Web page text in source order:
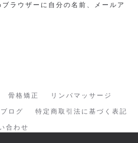
ラウザーに自分の名前、メールア
骨格矯正
リンパマッサージ
ブログ
特定商取引法に基づく表記
合わせ